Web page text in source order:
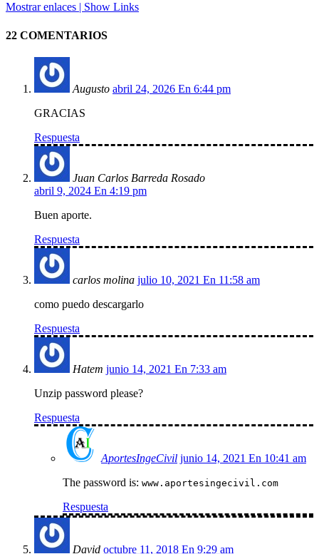
Mostrar enlaces | Show Links
22 COMENTARIOS
Augusto abril 24, 2026 En 6:44 pm
GRACIAS
Respuesta
Juan Carlos Barreda Rosado
abril 9, 2024 En 4:19 pm
Buen aporte.
Respuesta
carlos molina julio 10, 2021 En 11:58 am
como puedo descargarlo
Respuesta
Hatem junio 14, 2021 En 7:33 am
Unzip password please?
Respuesta
AportesIngeCivil junio 14, 2021 En 10:41 am
The password is: www.aportesingecivil.com
Respuesta
David octubre 11, 2018 En 9:29 am